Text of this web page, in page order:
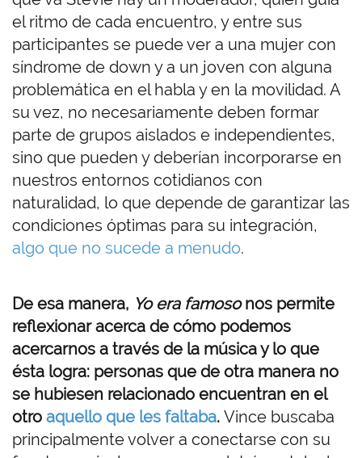
el ritmo de cada encuentro, y entre sus
participantes se puede ver a una mujer con
síndrome de down y a un joven con alguna
problemática en el habla y en la movilidad. A
su vez, no necesariamente deben formar
parte de grupos aislados e independientes,
sino que pueden y deberían incorporarse en
nuestros entornos cotidianos con
naturalidad, lo que depende de garantizar las
condiciones óptimas para su integración,
algo que no sucede a menudo.
De esa manera, Yo era famosonos permite
reflexionar acerca de cómo podemos
acercarnos a través de la música y lo que
ésta logra: personas que de otra manera no
se hubiesen relacionado encuentran en el
otro aquello que les faltaba. Vince buscaba
principalmente volver a conectarse con su